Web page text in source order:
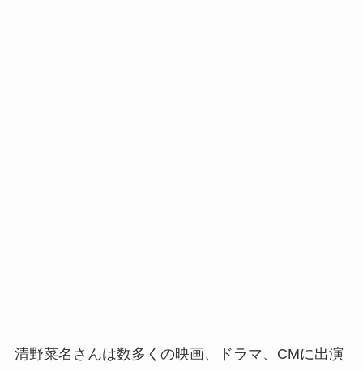
清野菜名さんは数多くの映画、ドラマ、CMに出演